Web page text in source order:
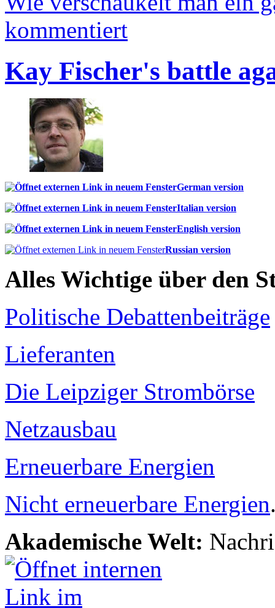
kommentiert
Kay Fischer's battle
German version
Italian version
English version
Russian version
Alles Wichtige über den
Politische Debattenbeiträge
Lieferanten
Die Leipziger Strombörse
Netzausbau
Erneuerbare Energien
Nicht erneuerbare Energien
Akademische Welt: